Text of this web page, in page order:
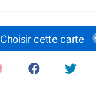
Choisir cette carte